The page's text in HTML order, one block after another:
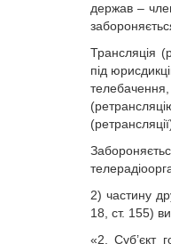
держав –
Трансляція
під
2) частину
18, ст. 155)
«2. Суб’єкт